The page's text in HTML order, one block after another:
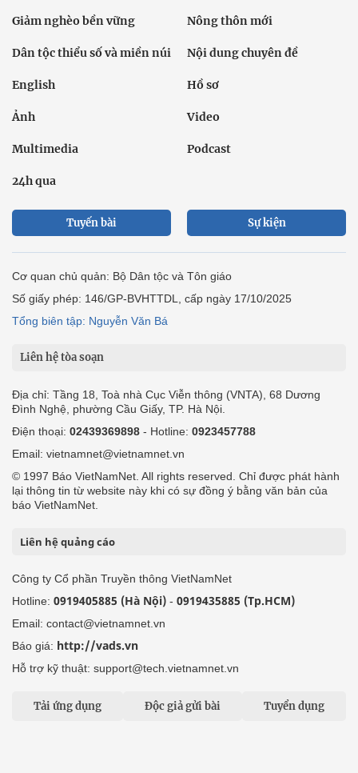
Giảm nghèo bền vững Nông thôn mới
Dân tộc thiểu số và miền núi Nội dung chuyên đề
English Hồ sơ
Ảnh Video
Multimedia Podcast
24h qua
Tuyến bài Sự kiện
Cơ quan chủ quản: Bộ Dân tộc và Tôn giáo
Số giấy phép: 146/GP-BVHTTDL, cấp ngày 17/10/2025
Tổng biên tập: Nguyễn Văn Bá
Liên hệ tòa soạn
Địa chỉ: Tầng 18, Toà nhà Cục Viễn thông (VNTA), 68 Dương
Đình Nghệ, phường Cầu Giấy, TP. Hà Nội.
Điện thoại: 02439369898 - Hotline: 0923457788
Email: vietnamnet@vietnamnet.vn
© 1997 Báo VietNamNet. All rights reserved. Chỉ được phát hành
lại thông tin từ website này khi có sự đồng ý bằng văn bản của
báo VietNamNet.
Liên hệ quảng cáo
Công ty Cổ phần Truyền thông VietNamNet
Hotline: 0919405885 (Hà Nội) - 0919435885 (Tp.HCM)
Email: contact@vietnamnet.vn
Báo giá: http://vads.vn
Hỗ trợ kỹ thuật: support@tech.vietnamnet.vn
Tải ứng dụng Độc giả gửi bài Tuyển dụng